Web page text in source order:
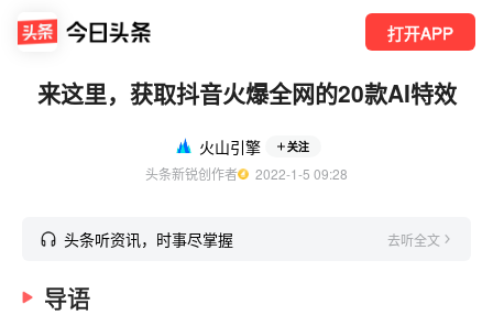
打开APP
来这里，获取抖音火爆全网的20款AI特效
火山引擎 关注
头条新锐创作者
  2022-1-5 09:28
头条听资讯，时事尽掌握 去听全文
导语